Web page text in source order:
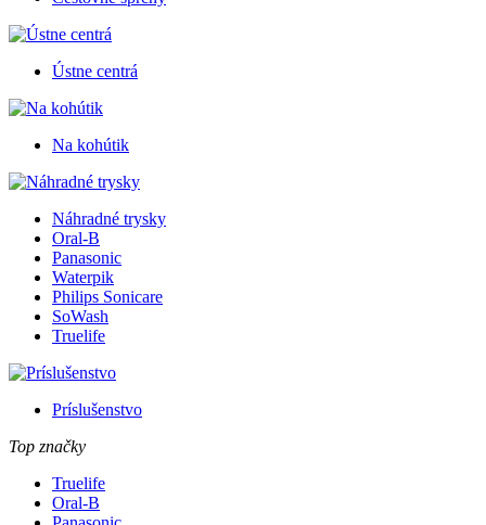
Ústne centrá
Na kohútik
Náhradné trysky
Oral-B
Panasonic
Waterpik
Philips Sonicare
SoWash
Truelife
Príslušenstvo
Top značky
Truelife
Oral-B